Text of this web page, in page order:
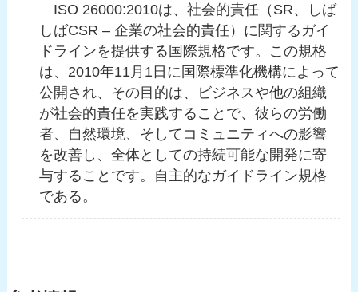
ISO 26000:2010は、社会的責任（SR、しば
しばCSR – 企業の社会的責任）に関するガイ
ドラインを提供する国際規格です。この規格
は、2010年11月1日に国際標準化機構によって
公開され、その目的は、ビジネスや他の組織
が社会的責任を実践することで、彼らの労働
者、自然環境、そしてコミュニティへの影響
を改善し、全体としての持続可能な開発に寄
与することです。自主的なガイドライン規格
である。